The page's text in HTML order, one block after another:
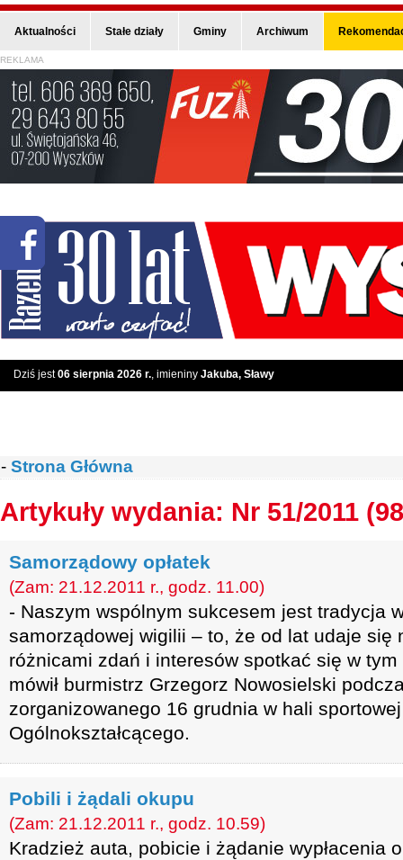
Aktualności Stałe działy Gminy Archiwum
REKLAMA
Dziś jest06 sierpnia 2026 r., imieniny Jakuba, Sławy
- Strona Główna
Artykuły wydania: Nr 51/2011
Samorządowy opłatek
(Zam: 21.12.2011 r., godz. 11.00)
- Naszym wspólnym sukcesem jest tradycja
samorządowej wigilii – to, że od lat udaje się
różnicami zdań i interesów spotkać się w
mówił burmistrz Grzegorz Nowosielski
zorganizowanego 16 grudnia w hali
Ogólnokształcącego.
Pobili i żądali okupu
(Zam: 21.12.2011 r., godz. 10.59)
Kradzież auta, pobicie i żądanie wypłacenia